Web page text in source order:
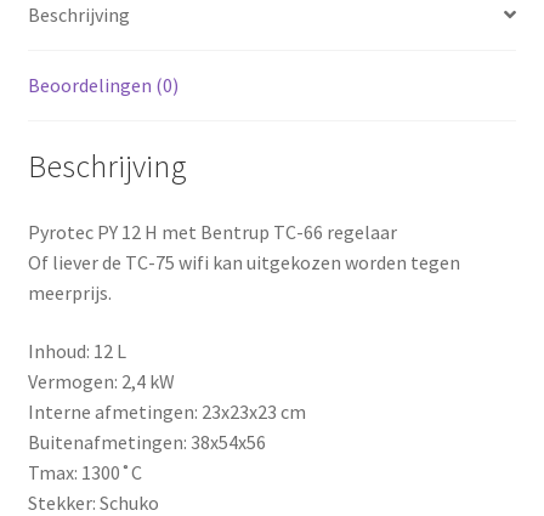
Beschrijving
Beoordelingen (0)
Beschrijving
Pyrotec PY 12 H met Bentrup TC-66 regelaar
Of liever de TC-75 wifi kan uitgekozen worden tegen
meerprijs.
Inhoud: 12 L
Vermogen: 2,4 kW
Interne afmetingen: 23x23x23 cm
Buitenafmetingen: 38x54x56
Tmax: 1300˚C
Stekker: Schuko